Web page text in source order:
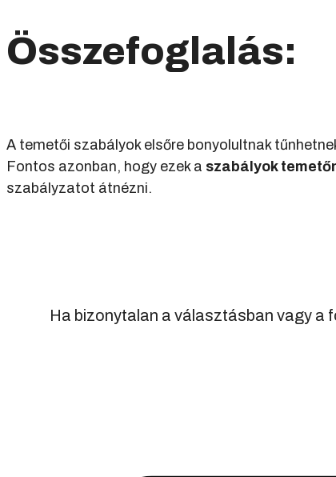
Összefoglalás:
A temetői szabályok elsőre bonyolultnak
Fontos azonban, hogy ezek a szabályok
szabályzatot átnézni.
Ha bizonytalan a választásban vagy a